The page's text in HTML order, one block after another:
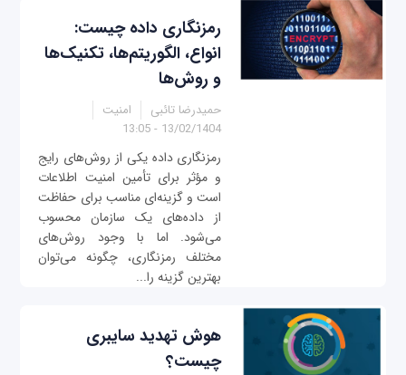
رمزنگاری داده چیست:
انواع، الگوریتم‌ها، تکنیک‌ها
و روش‌ها
حمیدرضا تائبی
امنیت
13/02/1404 - 13:05
رمزنگاری داده یکی از روش‌های رایج
و مؤثر برای تأمین امنیت اطلاعات
است و گزینه‌ای مناسب برای حفاظت
از داده‌های یک سازمان محسوب
می‌شود. اما با وجود روش‌های
مختلف رمزنگاری، چگونه می‌توان
بهترین گزینه را...
هوش تهدید سایبری
چیست؟